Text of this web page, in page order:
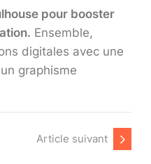
pour booster
Ensemble,
digitales avec une
graphisme
Article suivant